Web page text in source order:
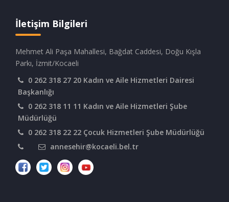
İletişim Bilgileri
Mehmet Ali Paşa Mahallesi, Bağdat Caddesi, Doğu Kışla
Parkı, İzmit/Kocaeli
0 262 318 27 20 Kadın ve Aile Hizmetleri Dairesi
Başkanlığı
0 262 318 11 11 Kadın ve Aile Hizmetleri Şube
Müdürlüğü
0 262 318 22 22 Çocuk Hizmetleri Şube Müdürlüğü
annesehir@kocaeli.bel.tr